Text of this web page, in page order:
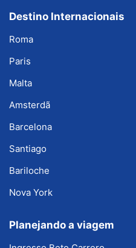
Destino Internacionais
Roma
Paris
Malta
Amsterdã
Barcelona
Santiago
Bariloche
Nova York
Planejando a viagem